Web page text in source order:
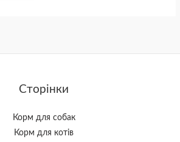
Сторінки
Корм для собак
Корм для котів